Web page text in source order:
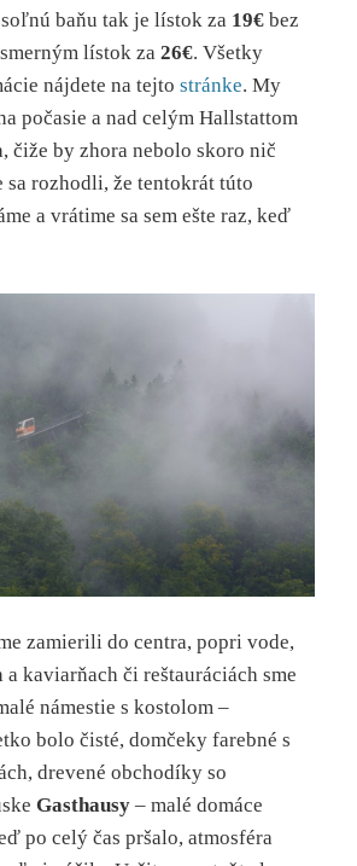
baňu tak je lístok za 19€ bez
lístok za26€. Všetky
nájdete na tejtostránke. My
počasie a nad celým Hallstattom
čiže by zhora nebolo skoro nič
sa rozhodli, že tentokrát túto
a vrátime sa sem ešte raz, keď
zamierili do centra, popri vode,
kaviarňach či reštauráciách sme
námestie s kostolom –
bolo čisté, domčeky farebné s
drevené obchodíky so
Gasthausy – malé domáce
po celý čas pršalo, atmosféra